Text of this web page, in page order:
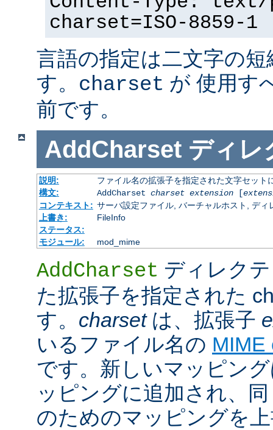
charset=ISO-8859-1
言語の指定は二文字の
す。 charset が 使用す
前です。
AddCharset ディレ
説明:
ファイル名の拡張子を指定された文字セット
構文:
AddCharset charset extension[
コンテキスト: サーバ設定ファイル, バーチャルホスト, ディ
上書き:
FileInfo
ステータス:
モジュール:
mod_mime
AddCharset ディレク
た拡張子を指定された
す。 charsetは、拡張子
いるファイル名の MIME
です。新しいマッピン
ッピングに追加され、
のためのマッピングを